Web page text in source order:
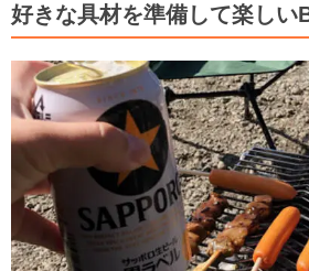
好きな具材を準備して楽しい